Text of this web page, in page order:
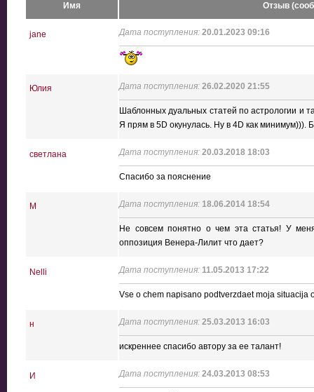
Имя Отзыв
jane Дата поступления: 20.01.2023 09:16
Юлия Дата поступления: 26.02.2020 21:55
Шаблонных дуальных статей по астрологии и
Я прям в 5D окунулась. Ну в 4D как минимум))).
светлана Дата поступления: 20.03.2018 18:03
Спасибо за пояснение
М Дата поступления: 18.06.2014 18:54
Не совсем понятно о чем эта статья! У
оппозиция Венера-Лилит что дает?
Nelli Дата поступления: 11.05.2013 17:22
Vse o chem napisano podtverzdaet moja situacija
н Дата поступления: 25.03.2013 16:03
искреннее спасибо автору за ее талант!
И Дата поступления: 24.03.2013 08:53